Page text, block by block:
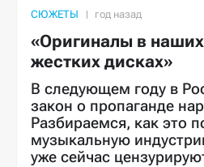
СЮЖЕТЫ
«Оригиналы в
жестких дисках»
В следующем году в
закон о пропаганде
Разбираемся, как это
музыкальную
уже сейчас